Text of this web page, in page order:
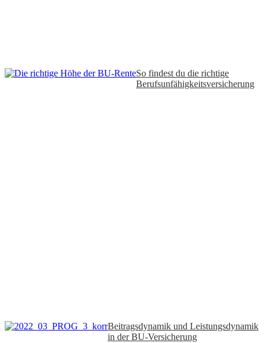
So findest du die richtige
Berufsunfähigkeitsversicherung
Beitragsdynamik und Leistungsdynamik
in der BU-Versicherung